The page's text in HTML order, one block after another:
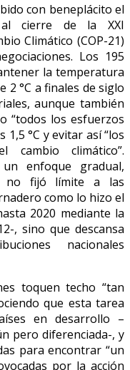
con beneplácito el
al cierre de la XXI
Climático (COP-21)
Los 195
la temperatura
2 °C a finales de siglo
aunque también
“todos los esfuerzos
1,5 °C y evitar así “los
cambio climático”.
enfoque gradual,
no fijó límite a las
como lo hizo el
2020 mediante la
, sino que descansa
nacionales
toquen techo “tan
que esta tarea
en desarrollo –
pero diferenciada-, y
para encontrar “un
por la acción